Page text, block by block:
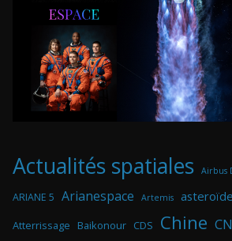
Actualités spatiales Airbus
ARIANE 5 Arianespace Artemis asteroïde
Atterrissage Baikonour CDS Chine